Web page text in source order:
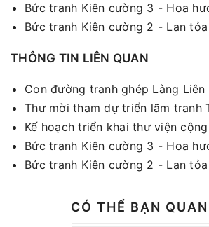
Bức tranh Kiên cường 3 - Hoa
Bức tranh Kiên cường 2 - Lan
THÔNG TIN LIÊN QUAN
Con đường tranh ghép Làng Liên
Thư mời tham dự triển lãm tranh
Kế hoạch triển khai thư viện
Bức tranh Kiên cường 3 - Hoa
Bức tranh Kiên cường 2 - Lan
CÓ THỂ BẠN